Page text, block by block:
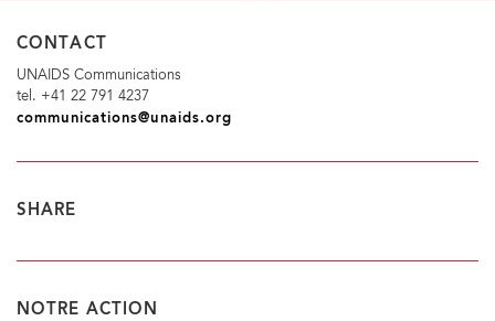
CONTACT
UNAIDS Communications
tel. +41 22 791 4237
communications@unaids.org
SHARE
NOTRE ACTION